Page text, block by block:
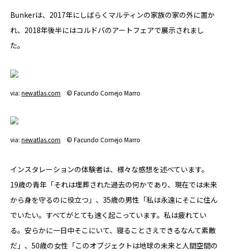
Bunkerは、2017年にしばらくマルティンの家族の家の外に置か
れ、2018年後半にはコルドバのアートフェアで展示されまし
た。
via: newatlas.com © Facundo Cornejo Marro
via: newatlas.com © Facundo Cornejo Marro
インスタレーションの体験者は、様々な感想を述べています。
19歳の青年「それは埋葬された過去の何かであり、現在では未来
から身を守るのに役立つ」、35歳の男性「私は永遠にそこに住ん
でいたい。すべてがとても速く起こっています。私は疲れてい
る。安らかに一日中そこにいて、寝ることさえできるなんて素敵
だ」、50歳の女性「このオブジェクトは地球の未来と人間空間の